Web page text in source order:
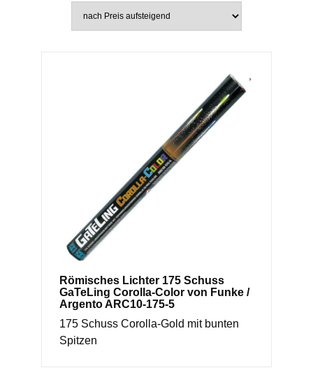
Römisches Lichter 175 Schuss
GaTeLing Corolla-Color von Funke /
Argento ARC10-175-5
175 Schuss Corolla-Gold mit bunten
Spitzen